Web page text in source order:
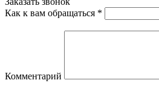
Как к вам обращаться *
Комментарий